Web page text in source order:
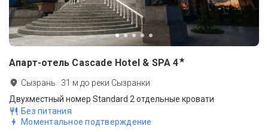
Апарт-отель Cascade Hotel & SPA 4★
Сызрань · 31 м до реки Сызранки
Двухместный номер Standard 2 отдельные кровати
Без питания
Моментальное подтверждение